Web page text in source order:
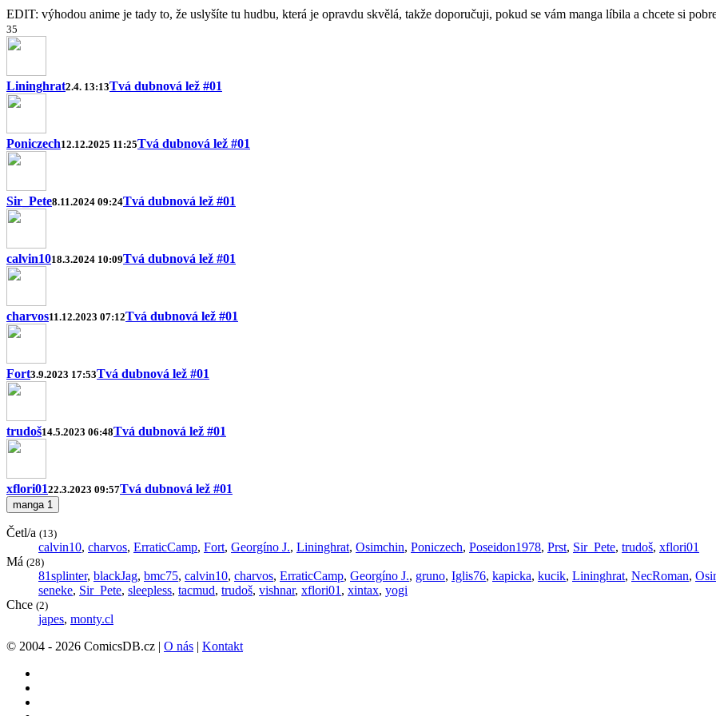
EDIT: výhodou anime je tady to, že uslyšíte tu hudbu, která je opravdu skvělá, takže doporučuji, pokud se vám manga líbila a chcete si
35
Lininghrat2.4. 13:13Tvá dubnová lež #01
Poniczech12.12.2025 11:25Tvá dubnová lež #01
Sir_Pete8.11.2024 09:24Tvá dubnová lež #01
calvin1018.3.2024 10:09Tvá dubnová lež #01
charvos11.12.2023 07:12Tvá dubnová lež #01
Fort3.9.2023 17:53Tvá dubnová lež #01
trudoš14.5.2023 06:48Tvá dubnová lež #01
xflori0122.3.2023 09:57Tvá dubnová lež #01
manga 1
Četl/a (13)
calvin10, charvos, ErraticCamp, Fort, Georgíno J., Lininghrat, Osimchin, Poniczech, Poseidon1978, Prst, Sir_Pete, trudoš, xflori01
Má (28)
81splinter, blackJag, bmc75, calvin10, charvos, ErraticCamp, Georgíno J., gruno, Iglis76, kapicka, kucik, Lininghrat, NecRoman,
seneke, Sir_Pete, sleepless, tacmud, trudoš, vishnar, xflori01 , xintax, yogi
Chce (2)
japes, monty.cl
© 2004 - 2026 ComicsDB.cz | O nás | Kontakt